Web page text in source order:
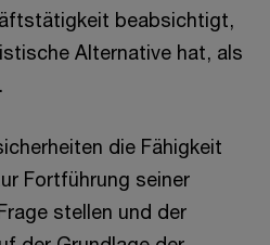
beabsichtigt,
Alternative hat, als
die Fähigkeit
Fortführung seiner
stellen und der